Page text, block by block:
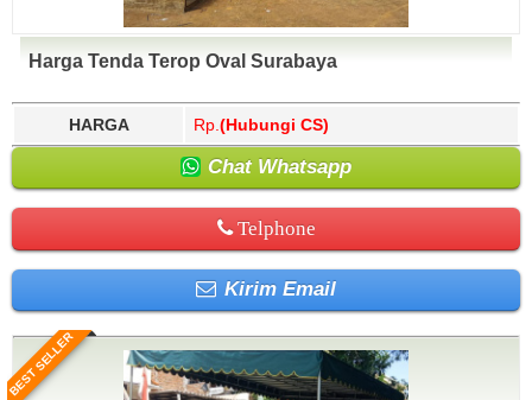
Harga Tenda Terop Oval Surabaya
HARGA Rp. (Hubungi CS)
Chat Whatsapp
Telphone
Kirim Email
BEST SELLER